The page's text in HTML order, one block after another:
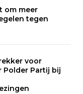
om meer
tegen
voor
Polder Partij bij